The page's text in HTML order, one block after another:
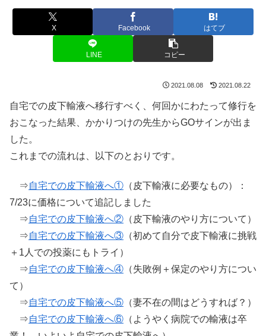
X Facebook はてブ
LINE コピー
2021.08.08 2021.08.22
自宅での皮下輸液へ移行すべく、何回かにわたって修行を
おこなった結果、かかりつけの先生からGOサインが出ま
した。
これまでの流れは、以下のとおりです。
⇒自宅での皮下輸液へ① （皮下輸液に必要なもの）：
7/23に価格について追記しました
⇒自宅での皮下輸液へ② （皮下輸液のやり方について）
⇒自宅での皮下輸液へ③ （初めて自分で皮下輸液に挑戦
＋1人での投薬にもトライ）
⇒自宅での皮下輸液へ④ （失敗例＋保定のやり方につい
て）
⇒自宅での皮下輸液へ⑤ （妻不在の間はどうすれば？）
⇒自宅での皮下輸液へ⑥ （ようやく病院での輸液は卒